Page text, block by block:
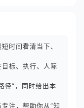
时间看清当下、
标、执行、人际
径”，同时给出本
注，帮助你从“知